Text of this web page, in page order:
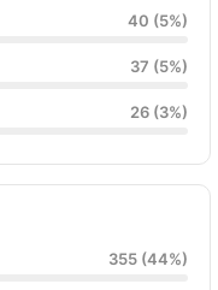
40 (5%)
37 (5%)
26 (3%)
355 (44%)